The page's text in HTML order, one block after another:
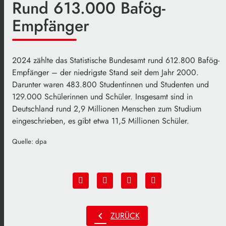
Rund 613.000 Bafög-
Empfänger
2024 zählte das Statistische Bundesamt rund 612.800 Bafög-
Empfänger – der niedrigste Stand seit dem Jahr 2000.
Darunter waren 483.800 Studentinnen und Studenten und
129.000 Schülerinnen und Schüler. Insgesamt sind in
Deutschland rund 2,9 Millionen Menschen zum Studium
eingeschrieben, es gibt etwa 11,5 Millionen Schüler.
Quelle: dpa
chevron_left ZURÜCK